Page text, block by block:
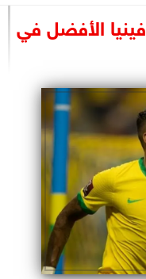
الأفضل في